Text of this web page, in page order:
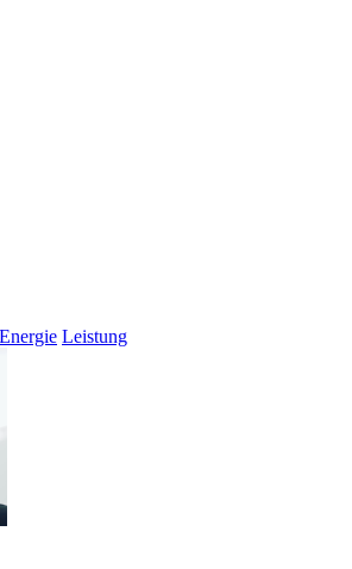
Energie Leistung